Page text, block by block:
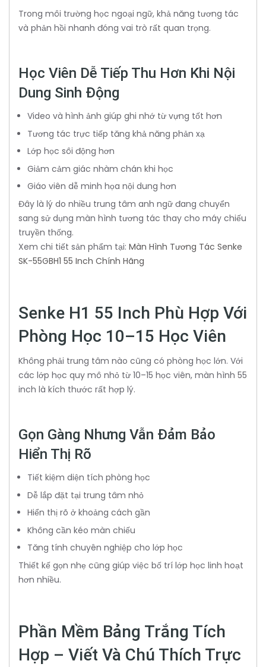
Trong môi trường học ngoại ngữ, khả năng tương tác
và phản hồi nhanh đóng vai trò rất quan trọng.
Học Viên Dễ Tiếp Thu Hơn Khi Nội
Dung Sinh Động
Video và hình ảnh giúp ghi nhớ từ vựng tốt hơn
Tương tác trực tiếp tăng khả năng phản xạ
Lớp học sôi động hơn
Giảm cảm giác nhàm chán khi học
Giáo viên dễ minh họa nội dung hơn
Đây là lý do nhiều trung tâm anh ngữ đang chuyển
sang sử dụng màn hình tương tác thay cho máy chiếu
truyền thống.
Xem chi tiết sản phẩm tại: Màn Hình Tương Tác Senke
SK-55GBH1 55 Inch Chính Hãng
Senke H1 55 Inch Phù Hợp Với
Phòng Học 10–15 Học Viên
Không phải trung tâm nào cũng có phòng học lớn. Với
các lớp học quy mô nhỏ từ 10–15 học viên, màn hình 55
inch là kích thước rất hợp lý.
Gọn Gàng Nhưng Vẫn Đảm Bảo
Hiển Thị Rõ
Tiết kiệm diện tích phòng học
Dễ lắp đặt tại trung tâm nhỏ
Hiển thị rõ ở khoảng cách gần
Không cần kéo màn chiếu
Tăng tính chuyên nghiệp cho lớp học
Thiết kế gọn nhẹ cũng giúp việc bố trí lớp học linh hoạt
hơn nhiều.
Phần Mềm Bảng Trắng Tích
Hợp – Viết Và Chú Thích Trực